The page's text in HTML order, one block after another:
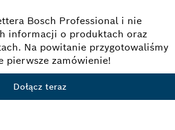
Bosch Professional i nie
informacji o produktach oraz
Na powitanie przygotowaliśmy
pierwsze zamówienie!
Dołącz teraz